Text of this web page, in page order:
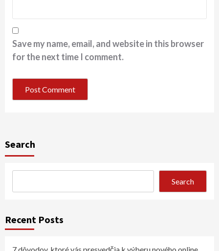
Save my name, email, and website in this browser
for the next time I comment.
Search
Search
Recent Posts